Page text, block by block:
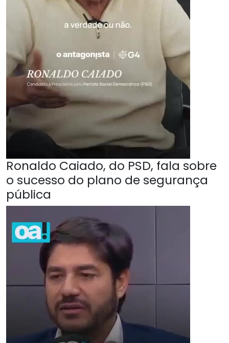
Ronaldo Caiado, do PSD, fala sobre
o sucesso do plano de segurança
pública